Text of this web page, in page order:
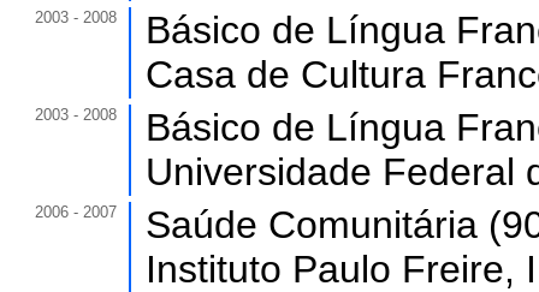
2003 - 2008
Básico de Língua
Casa de Cultura
2003 - 2008
Básico de Língua
Universidade Federal
2006 - 2007
Saúde Comunitária
Instituto Paulo Freire,